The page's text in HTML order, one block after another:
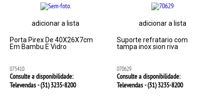
adicionar a lista
Porta Pirex De 40X26X7cm
Em Bambu E Vidro
075410
Consulte a disponibilidade:
Televendas - (31)3235-8200
adicionar a lista
Suporte refratario com
tampa inox sion riva
070629
Consulte a disponibilidade:
Televendas - (31)3235-8200